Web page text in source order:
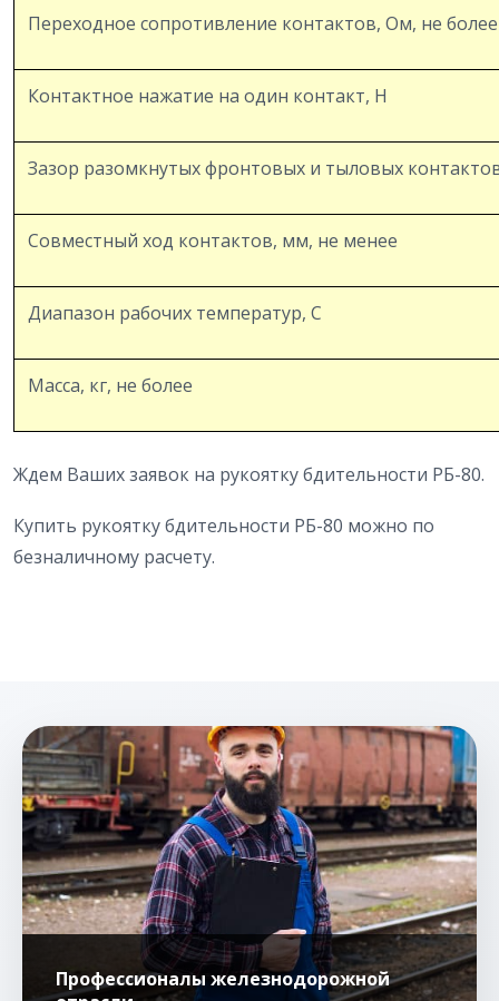
Переходное сопротивление контактов, Ом, не более
Контактное нажатие на один контакт, Н
Зазор разомкнутых фронтовых и тыловых
Совместный ход контактов, мм, не менее
Диапазон рабочих температур, С
Масса, кг, не более
Ждем Ваших заявок на рукоятку бдительности РБ-80.
Купить рукоятку бдительности РБ-80 можно по
безналичному расчету.
Профессионалы железнодорожной